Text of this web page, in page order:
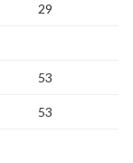
29
53
53